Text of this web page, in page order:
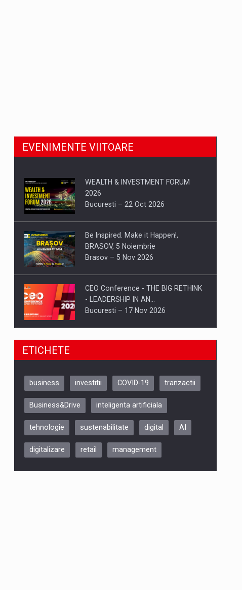
EVENIMENTE VIITOARE
WEALTH & INVESTMENT FORUM
2026
Bucuresti – 22 Oct 2026
Be Inspired. Make it Happen!,
BRASOV, 5 Noiembrie
Brasov – 5 Nov 2026
CEO Conference - THE BIG RETHINK
- LEADERSHIP IN AN…
Bucuresti – 17 Nov 2026
Be Inspired. Make it Happen!, CLUJ, 9
ARTEMIS LETO, ORADEA, 8
Oradea – 8 Oct 2026
ETICHETE
business investitii COVID-19 tranzactii
Business&Drive inteligenta artificiala
tehnologie sustenabilitate digital AI
digitalizare retail management